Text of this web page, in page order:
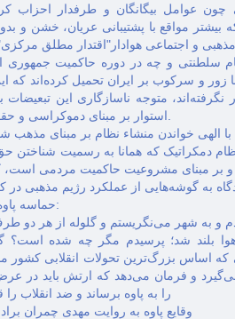
عوامل بیگانگان و طرفدار احزاب
مواقع با پشتیبانی عریان، خشن و
سلطنتی و چه در دوره حاکمیت جمهوری
زور و سرکوب بر ایران تحمیل کرده‌اند که‌
متوجه ناسازگاری این تبعیضات
الهی خواندن منشاء نظام بر مبنای مذهب‌
دمکراتیک که همانا به رسميت شناختن
حماسه‌ پاوه‌ به‌ روایت چمران:
هوا بلند شد؛ پرسیدم مگر چه شده است؟
که اساس بزرگ‌ترین تحولات انقلابى کشور
را به‌ پاوه‌ برساند و ضد انقلاب را
وقایع پاوه‌ به‌ روایت مهدی چمران